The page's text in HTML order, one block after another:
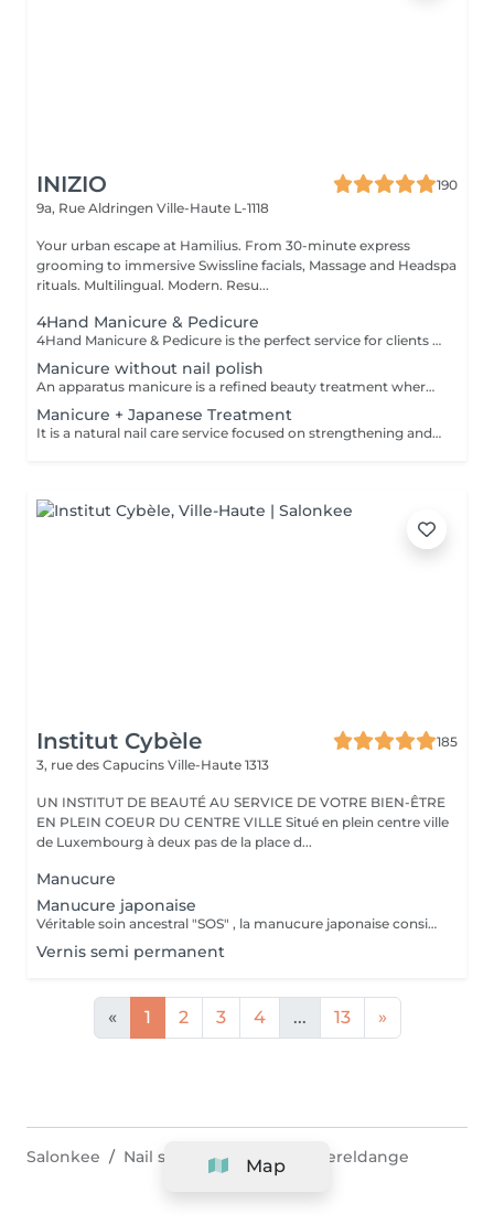
INIZIO
190
9a, Rue Aldringen Ville-Haute L-1118
Your urban escape at Hamilius. From 30-minute express
grooming to immersive Swissline facials, Massage and Headspa
rituals. Multilingual. Modern. Resu...
4Hand Manicure & Pedicure
4Hand Manicure & Pedicure is the perfect service for clients who value time, efficiency and indulgence. Enjoy a full manicure and pedicure at the same time, performed by two beauticians working in parallel. While one technician shapes your nails and pampers your hands, the other cares for your feet with exfoliation,callus care, massage and polish. This seamless 2 hours experience delivers a salonperfect finish in a single visit, saving you time and maximising comfort. Please select following options
Manicure without nail polish
An apparatus manicure is a refined beauty treatment where gentle electric tools are used to shape and polish your nails, giving them a smooth and flawless finish. This technique offers precision and care, helping reveal your nails' natural beauty while ensuring a soft, elegant look. The process feels modern yet gentle, often leaving your hands and nails looking polished and perfectly groomed with a subtle shine that enhances your overall elegance
Manicure + Japanese Treatment
It is a natural nail care service focused on strengthening and nourishing nails using traditional Japanese techniques. The treatment involves gentle cuticle care, nail shaping, and buffing, followed by the application of a special nutrient-rich paste containing ingredients like vitamins A and E, keratin, bee pollen, and silica from the Japanese sea. This paste is massaged into the nails and sealed with a protective powder, resulting in strong, healthy nails with a natural, pearly shine. The treatment is chemical-free, ideal for brittle or damaged nails, and enhances nail health without polish
Institut Cybèle
185
3, rue des Capucins Ville-Haute 1313
UN INSTITUT DE BEAUTÉ AU SERVICE DE VOTRE BIEN-ÊTRE
EN PLEIN COEUR DU CENTRE VILLE Situé en plein centre ville
de Luxembourg à deux pas de la place d...
Manucure
Manucure japonaise
Véritable soin ancestral "SOS" , la manucure japonaise consiste à nourrir l'ongle en profondeur à l'aide de produits 100% naturels riches en cire d'abeille, kératine et vitamines, puis à faire pénétrer ces actifs grâce à un polissage doux. Cela permet de lisser la surface de l'ongle et de lui donner une brillance naturelle effet glossy pendant 3 semaines. L'effet est immédiat et le résultat est bluffant. Ce rituel stimule la circulation sanguine et la croissance des ongles Idéale pour les ongles fragiles, abîmés ou après des poses de gel ou semi-permanent, la manucure japonaise aide à retrouver des ongles sains, forts et brillants. Excellente manucure pour les personnes qui ne veulent pas ou ne peuvent pas mettre du gel, semi permanent.
Vernis semi permanent
« 1 2 3 4 ... 13 »
Map
Salonkee Nail salon & pedicure Bereldange